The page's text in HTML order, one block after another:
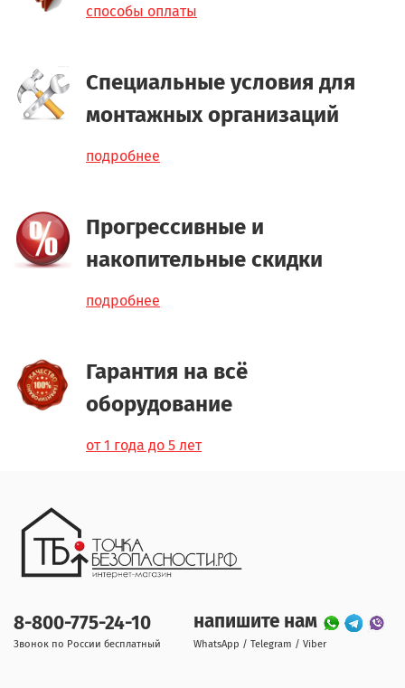
способы оплаты
Специальные условия для
монтажных организаций
подробнее
Прогрессивные и
накопительные скидки
подробнее
Гарантия на всё
оборудование
от 1 года до 5 лет
8-800-775-24-10
Звонок по России бесплатный
напишите нам
WhatsApp / Telegram / Viber